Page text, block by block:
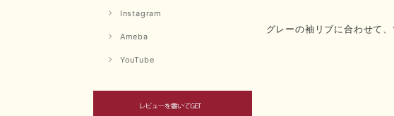
Instagram
Ameba
YouTube
グレーの袖リブに合わせて